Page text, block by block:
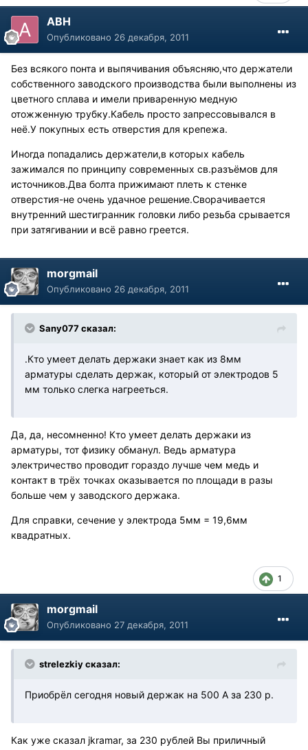
АВН
Опубликовано 26 декабря, 2011
Без всякого понта и выпячивания объясняю,что держатели
собственного заводского производства были выполнены из
цветного сплава и имели приваренную медную
отожженную трубку.Кабель просто запрессовывался в
неё.У покупных есть отверстия для крепежа.
Иногда попадались держатели,в которых кабель
зажимался по принципу современных св.разъёмов для
источников.Два болта прижимают плеть к стенке
отверстия-не очень удачное решение.Сворачивается
внутренний шестигранник головки либо резьба срывается
при затягивании и всё равно греется.
morgmail
Опубликовано 26 декабря, 2011
Sany077 сказал:
.Кто умеет делать держаки знает как из 8мм
арматуры сделать держак, который от электродов 5
мм только слегка нагрееться.
Да, да, несомненно! Кто умеет делать держаки из
арматуры, тот физику обманул. Ведь арматура
электричество проводит гораздо лучше чем медь и
контакт в трёх точках оказывается по площади в разы
больше чем у заводского держака.
Для справки, сечение у электрода 5мм = 19,6мм
квадратных.
1
morgmail
Опубликовано 27 декабря, 2011
strelezkiy сказал:
Приобрёл сегодня новый держак на 500 А за 230 р.
Как уже сказал jkramar, за 230 рублей Вы приличный